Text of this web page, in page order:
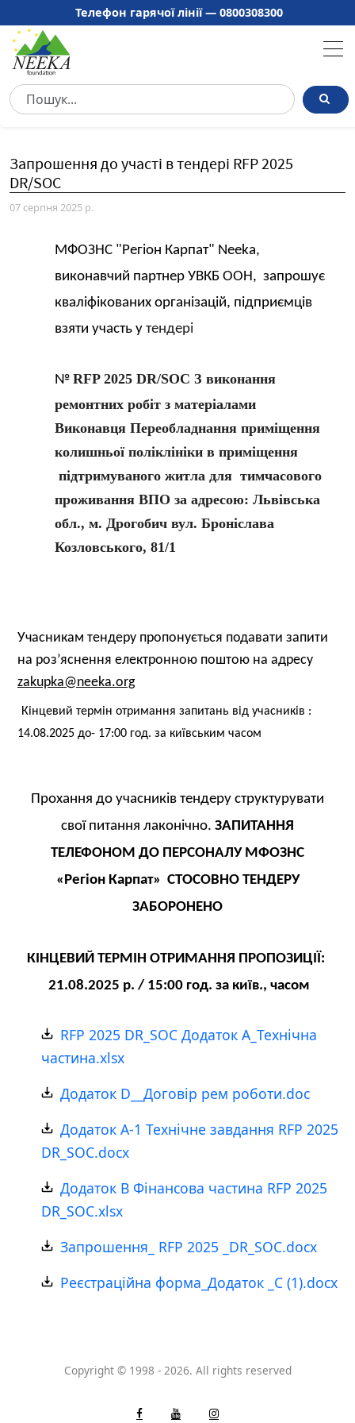
Телефон гарячої лінії — 0800308300
Запрошення до участі в тендері RFP 2025
DR/SOC
07 серпня 2025 р.
МФОЗНС "Регіон Карпат" Neeka,
виконавчий партнер УВКБ ООН, запрошує
кваліфікованих організацій, підприємців
взяти участь у тендері
№ RFP 2025 DR/SOC З виконання
ремонтних робіт з матеріалами
Виконавця Переобладнання приміщення
колишньої поліклініки в приміщення
підтримуваного житла для тимчасового
проживання ВПО за адресою: Львівська
обл., м. Дрогобич вул. Броніслава
Козловського, 81/1
Учасникам тендеру пропонується подавати запити
на роз’яснення електронною поштою на адресу
zakupka@neeka.org
Кінцевий термін отримання запитань від учасників :
14.08.2025 до- 17:00 год. за київським часом
Прохання до учасників тендеру структурувати
свої питання лаконічно. ЗАПИТАННЯ
ТЕЛЕФОНОМ ДО ПЕРСОНАЛУ МФОЗНС
«Регіон Карпат» СТОСОВНО ТЕНДЕРУ
ЗАБОРОНЕНО
КІНЦЕВИЙ ТЕРМІН ОТРИМАННЯ ПРОПОЗИЦІЇ:
21.08.2025 р. / 15:00 год. за київ., часом
RFP 2025 DR_SOС Додаток А_Технiчна
частина.xlsx
Додаток D__Договір рем роботи.doc
Додаток А-1 Технічне завдання RFP 2025
DR_SOС.docx
Додаток В Фінансова частина RFP 2025
DR_SOС.xlsx
Запрошення_ RFP 2025 _DR_SOС.docx
Реєстраційна форма_Додаток _C (1).docx
Copyright © 1998 - 2026. All rights reserved